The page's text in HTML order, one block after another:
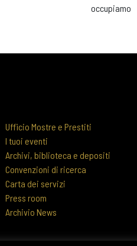
occupiamo
Ufficio Mostre e Prestiti
I tuoi eventi
Archivi, biblioteca e depositi
Convenzioni di ricerca
Carta dei servizi
Press room
Archivio News